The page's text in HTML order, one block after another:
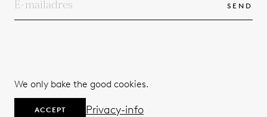
SEND
We only bake the good cookies.
ACCEPT Privacy-info